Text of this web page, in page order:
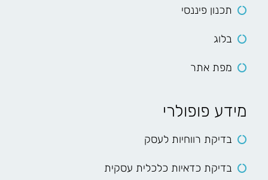
תכנון פיננסי
בלוג
מפת אתר
מידע פופולרי
בדיקת רווחיות לעסק
בדיקת כדאיות כלכלית עסקית